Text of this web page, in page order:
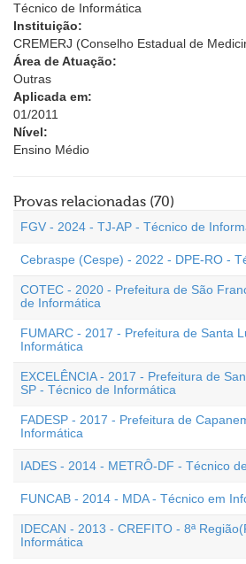
Técnico de Informática
Instituição:
CREMERJ (Conselho Estadual de
Área de Atuação:
Outras
Aplicada em:
01/2011
Nível:
Ensino Médio
Provas relacionadas (70)
FGV - 2024 - TJ-AP - Técnico de
Cebraspe (Cespe) - 2022 - DPE-RO -
COTEC - 2020 - Prefeitura de São
de Informática
FUMARC - 2017 - Prefeitura de Santa
Informática
EXCELÊNCIA - 2017 - Prefeitura de
SP - Técnico de Informática
FADESP - 2017 - Prefeitura de
Informática
IADES - 2014 - METRÔ-DF - Técnico
FUNCAB - 2014 - MDA - Técnico em
IDECAN - 2013 - CREFITO - 8ª
Informática